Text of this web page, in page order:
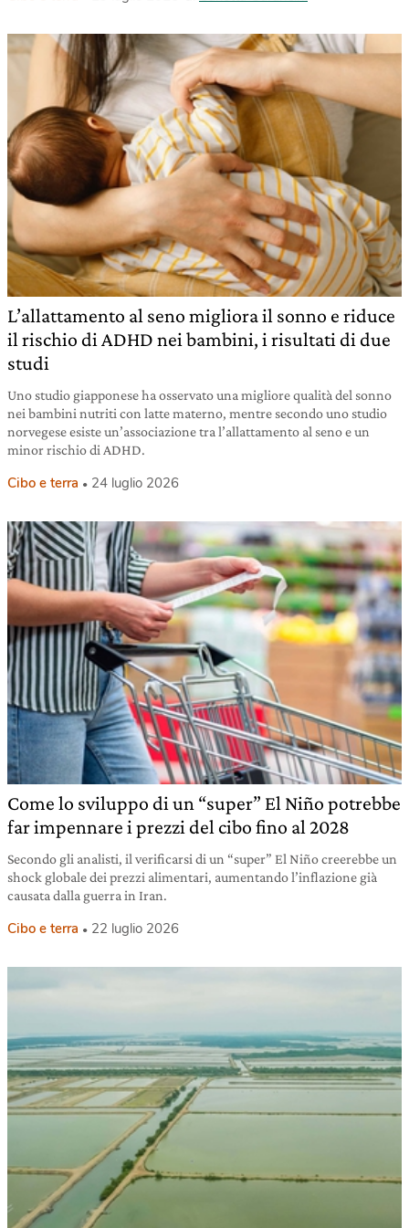
L’allattamento al seno migliora il sonno e riduce
il rischio di ADHD nei bambini, i risultati di due
studi
Uno studio giapponese ha osservato una migliore qualità del sonno
nei bambini nutriti con latte materno, mentre secondo uno studio
norvegese esiste un’associazione tra l’allattamento al seno e un
minor rischio di ADHD.
Cibo e terra 24 luglio 2026
Come lo sviluppo di un “super” El Niño potrebbe
far impennare i prezzi del cibo fino al 2028
Secondo gli analisti, il verificarsi di un “super” El Niño creerebbe un
shock globale dei prezzi alimentari, aumentando l’inflazione già
causata dalla guerra in Iran.
Cibo e terra 22 luglio 2026